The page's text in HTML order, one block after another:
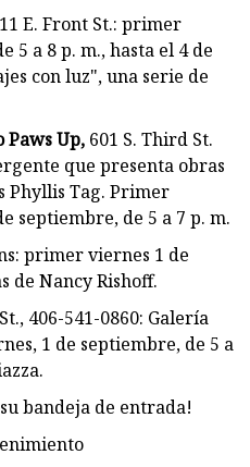
E. Front St.: primer
5 a 8 p. m., hasta el 4 de
con luz", una serie de
Paws Up, 601 S. Third St.
que presenta obras
Phyllis Tag. Primer
septiembre, de 5 a 7 p. m.
primer viernes 1 de
de Nancy Rishoff.
406-541-0860: Galería
1 de septiembre, de 5 a
bandeja de entrada!